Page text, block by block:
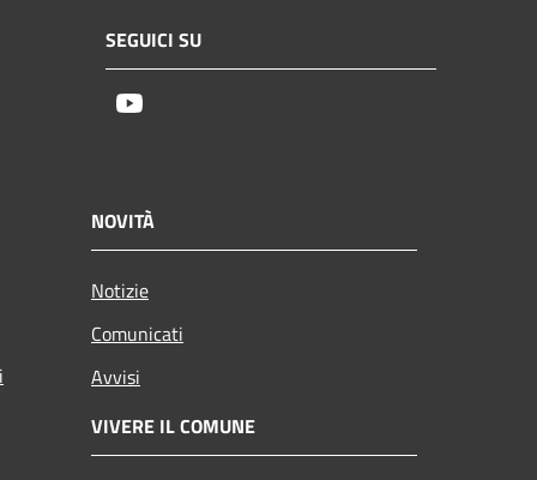
SEGUICI SU
NOVITÀ
Notizie
Comunicati
Avvisi
VIVERE IL COMUNE